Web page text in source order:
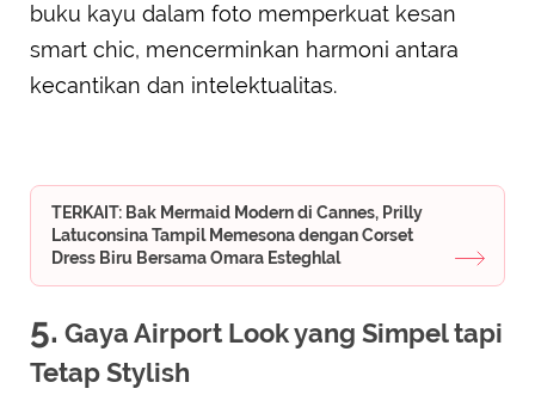
buku kayu dalam foto memperkuat kesan
smart chic, mencerminkan harmoni antara
kecantikan dan intelektualitas.
TERKAIT: Bak Mermaid Modern di Cannes, Prilly
Latuconsina Tampil Memesona dengan Corset
Dress Biru Bersama Omara Esteghlal
5. Gaya Airport Look yang Simpel tapi
Tetap Stylish